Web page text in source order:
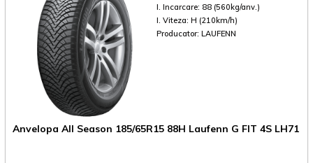
I. Incarcare: 88 (560kg/anv.)
I. Viteza: H (210km/h)
Producator: LAUFENN
Anvelopa All Season 185/65R15 88H Laufenn G FIT 4S LH71